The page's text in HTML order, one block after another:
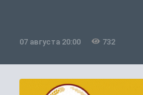
07 августа 20:00 732